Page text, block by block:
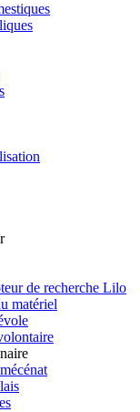
de recherche Lilo
matériel